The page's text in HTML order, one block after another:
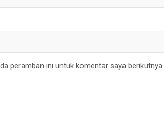
peramban ini untuk komentar saya berikutnya.